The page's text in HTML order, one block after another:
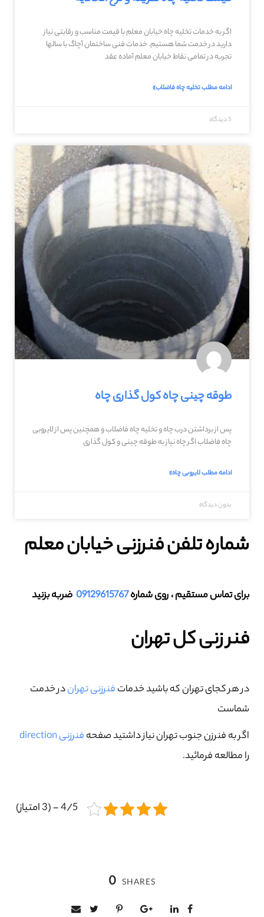
اگر به خدمات تخلیه چاه خیابان معلم با قیمت مناسب و رقابتی نیاز
دارید در خدمت شما هستیم. خدمات فنی ساختمان آچاگ با سالها
تجربه در تمامی نقاط خیابان معلم آماده عقد
ادامه مطلب تخلیه چاه فاضلاب»
5 دیدگاه
طوقه چینی چاه کول گذاری چاه
پس از برداشتن درب چاه و تخلیه چاه فاضلاب و همچنین پس از لایروبی
چاه فاضلاب اگر چاه نیاز به طوقه چینی و کول گذاری
ادامه مطلب لایروبی چاه»
بدون دیدگاه
شماره تلفن فنرزنی خیابان معلم
برای تماس مستقیم ، روی شماره09129615767 ضربه بزنید
فنر زنی کل تهران
در هر کجای تهران که باشید خدماتفنرزنی تهراندر خدمت
شماست
اگر به فنرزن جنوب تهران نیاز داشتید صفحهفنرزنی direction
را مطالعه فرمائید.
4/5 - (3 امتیاز)
0 SHARES